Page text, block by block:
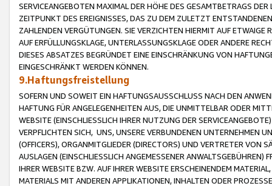
SERVICEANGEBOTEN MAXIMAL DER HÖHE DES GESAMTBETRAGS
ZEITPUNKT DES EREIGNISSES, DAS ZU DEM ZULETZT
ZAHLENDEN VERGÜTUNGEN. SIE VERZICHTEN HIERMIT AUF
AUF ERFÜLLUNGSKLAGE, UNTERLASSUNGSKLAGE ODER ANDERE
DIESES ABSATZES BEGRÜNDET EINE EINSCHRÄNKUNG VON
EINGESCHRÄNKT WERDEN KÖNNEN.
9.Haftungsfreistellung
SOFERN UND SOWEIT EIN HAFTUNGSAUSSCHLUSS NACH DEN
HAFTUNG FÜR ANGELEGENHEITEN AUS, DIE UNMITTELBAR ODER
WEBSITE (EINSCHLIESSLICH IHRER NUTZUNG DER
VERPFLICHTEN SICH, UNS, UNSERE VERBUNDENEN UNTERNEHMEN
(OFFICERS), ORGANMITGLIEDER (DIRECTORS) UND VERTRETER VON
AUSLAGEN (EINSCHLIESSLICH ANGEMESSENER
IHRER WEBSITE BZW. AUF IHRER WEBSITE ERSCHEINENDEM
MATERIALS MIT ANDEREN APPLIKATIONEN, INHALTEN ODER